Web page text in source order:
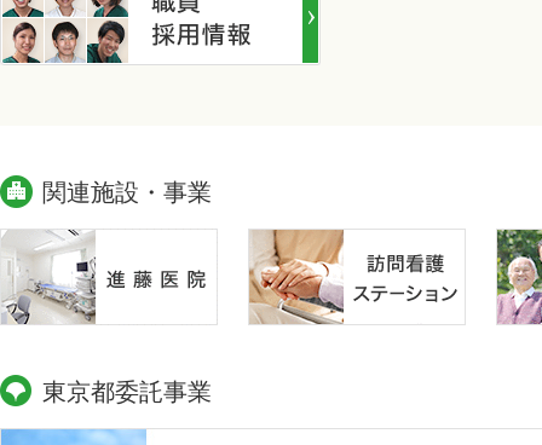
関連施設・事業
東京都委託事業